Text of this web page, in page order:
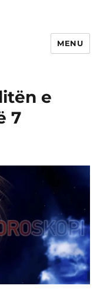
MENU
e
7